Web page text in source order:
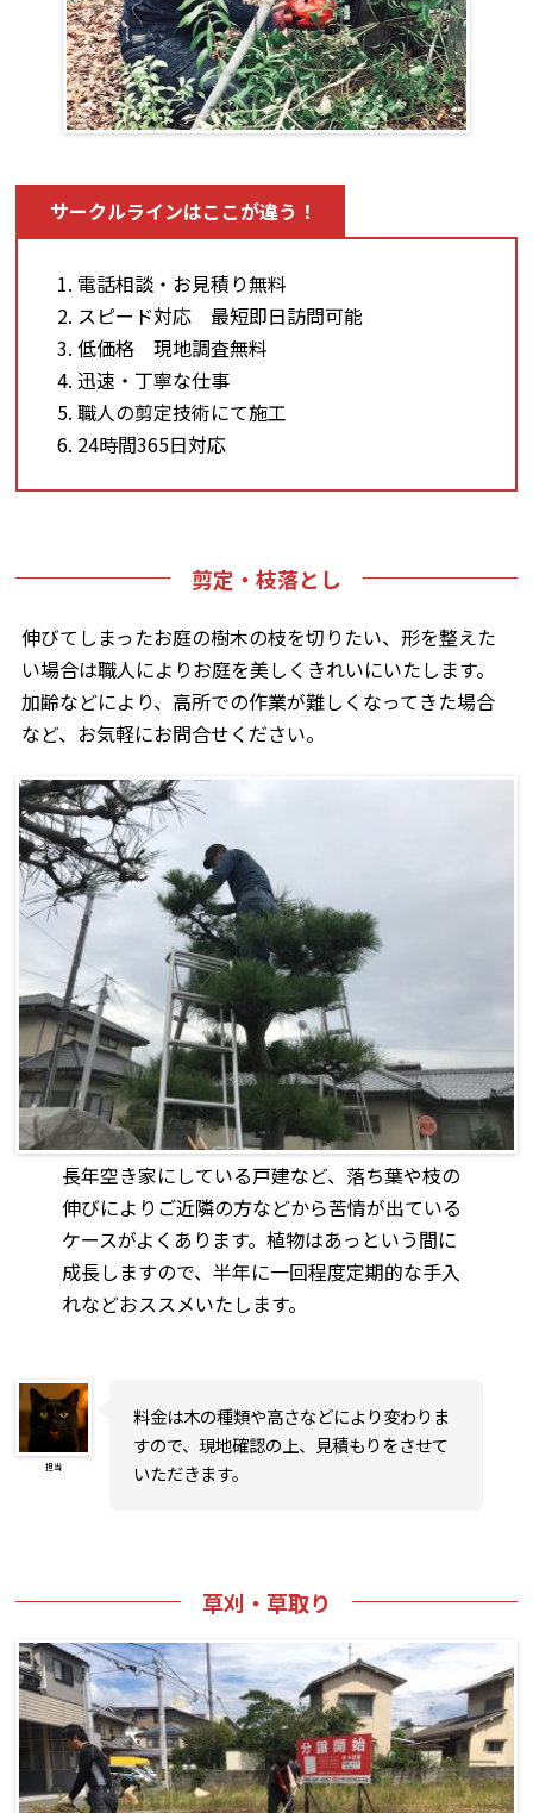
サークルラインはここが違う！
電話相談・お見積り無料
スピード対応 最短即日訪問可能
低価格 現地調査無料
迅速・丁寧な仕事
職人の剪定技術にて施工
24時間365日対応
剪定・枝落とし
伸びてしまったお庭の樹木の枝を切りたい、形を整えた
い場合は職人によりお庭を美しくきれいにいたします。
加齢などにより、高所での作業が難しくなってきた場合
など、お気軽にお問合せください。
長年空き家にしている戸建など、落ち葉や枝の
伸びによりご近隣の方などから苦情が出ている
ケースがよくあります。植物はあっという間に
成長しますので、半年に一回程度定期的な手入
れなどおススメいたします。
担当
料金は木の種類や高さなどにより変わりま
すので、現地確認の上、見積もりをさせて
いただきます。
草刈・草取り